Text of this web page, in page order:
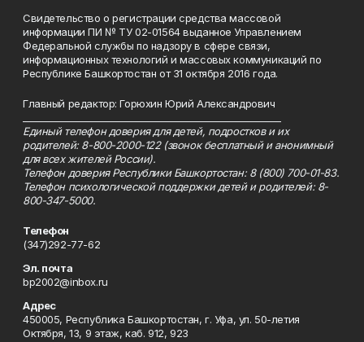
Свидетельство о регистрации средства массовой
информации ПИ № ТУ 02-01564 выданное Управлением
Федеральной службы по надзору в сфере связи,
информационных технологий и массовых коммуникаций по
Республике Башкортостан от 31 октября 2016 года.
Главный редактор: Горюхин Юрий Александрович
Единый телефон доверия для детей, подростков и их
родителей: 8-800-2000-122 (звонок бесплатный и анонимный
для всех жителей России).
Телефон доверия Республики Башкортостан: 8 (800) 700-01-83.
Телефон психологической поддержки детей и родителей: 8-
800-347-5000.
Телефон
(347)292-77-62
Эл. почта
bp2002@inbox.ru
Адрес
450005, Республика Башкортостан, г. Уфа, ул. 50-летия
Октября, 13, 9 этаж, каб. 912, 923